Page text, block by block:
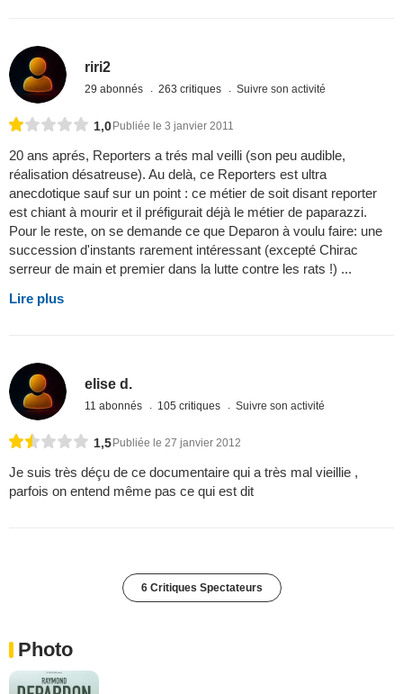
riri2
29 abonnés 263 critiques Suivre son activité
1,0 Publiée le 3 janvier 2011
20 ans aprés, Reporters a trés mal veilli (son peu audible,
réalisation désatreuse). Au delà, ce Reporters est ultra
anecdotique sauf sur un point : ce métier de soit disant reporter
est chiant à mourir et il préfigurait déjà le métier de paparazzi.
Pour le reste, on se demande ce que Deparon à voulu faire: une
succession d'instants rarement intéressant (excepté Chirac
serreur de main et premier dans la lutte contre les rats !) ...
Lire plus
elise d.
11 abonnés 105 critiques Suivre son activité
1,5 Publiée le 27 janvier 2012
Je suis très déçu de ce documentaire qui a très mal vieillie ,
parfois on entend même pas ce qui est dit
6 Critiques Spectateurs
Photo